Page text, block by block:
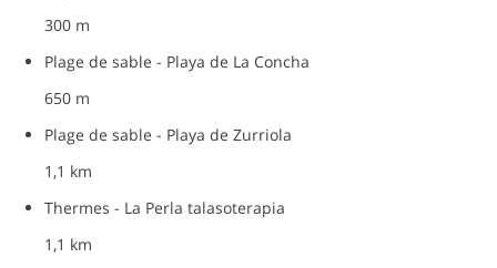
300 m
Plage de sable - Playa de La Concha
650 m
Plage de sable - Playa de Zurriola
1,1 km
Thermes - La Perla talasoterapia
1,1 km